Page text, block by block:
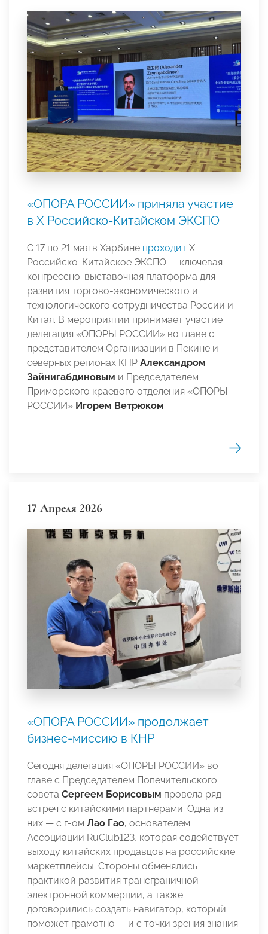
«ОПОРА РОССИИ» приняла участие
в Х Российско‑Китайском ЭКСПО
С 17 по 21 мая в Харбине проходит Х
Российско‑Китайское ЭКСПО — ключевая
конгрессно‑выставочная платформа для
развития торгово‑экономического и
технологического сотрудничества России и
Китая. В мероприятии принимает участие
делегация «ОПОРЫ РОССИИ» во главе с
представителем Организации в Пекине и
северных регионах КНР Александром
Зайнигабдиновым и Председателем
Приморского краевого отделения «ОПОРЫ
РОССИИ» Игорем Ветрюком.
17 Апреля 2026
«ОПОРА РОССИИ» продолжает
бизнес-миссию в КНР
Сегодня делегация «ОПОРЫ РОССИИ» во
главе с Председателем Попечительского
совета Сергеем Борисовым провела ряд
встреч с китайскими партнерами. Одна из
них — c г-ом Лао Гао, основателем
Ассоциации RuClub123, которая содействует
выходу китайских продавцов на российские
маркетплейсы. Стороны обменялись
практикой развития трансграничной
электронной коммерции, а также
договорились создать навигатор, который
поможет грамотно — и с точки зрения знания